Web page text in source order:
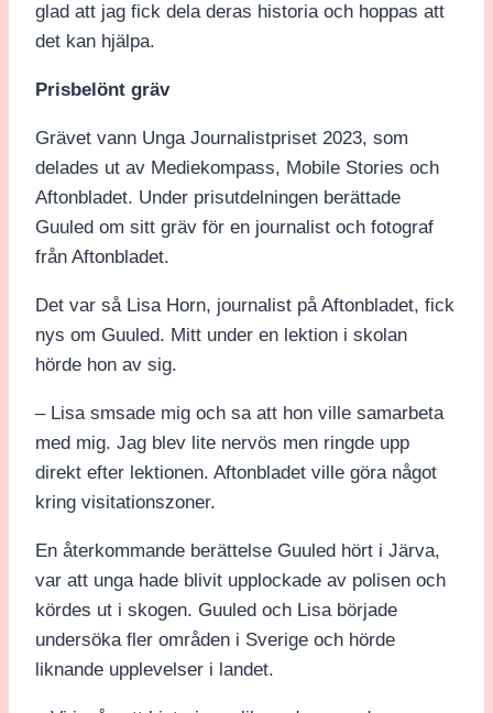
glad att jag fick dela deras historia och hoppas att
det kan hjälpa.
Prisbelönt gräv
Grävet vann Unga Journalistpriset 2023, som
delades ut av Mediekompass, Mobile Stories och
Aftonbladet. Under prisutdelningen berättade
Guuled om sitt gräv för en journalist och fotograf
från Aftonbladet.
Det var så Lisa Horn, journalist på Aftonbladet, fick
nys om Guuled. Mitt under en lektion i skolan
hörde hon av sig.
– Lisa smsade mig och sa att hon ville samarbeta
med mig. Jag blev lite nervös men ringde upp
direkt efter lektionen. Aftonbladet ville göra något
kring visitationszoner.
En återkommande berättelse Guuled hört i Järva,
var att unga hade blivit upplockade av polisen och
kördes ut i skogen. Guuled och Lisa började
undersöka fler områden i Sverige och hörde
liknande upplevelser i landet.